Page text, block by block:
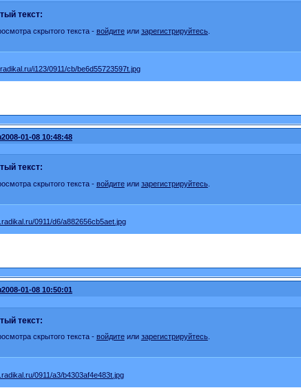
текст:
скрытого текста - войдитеили зарегистрируйтесь.
2008-01-08 10:48:48
текст:
скрытого текста - войдитеили зарегистрируйтесь.
2008-01-08 10:50:01
текст:
скрытого текста - войдитеили зарегистрируйтесь.